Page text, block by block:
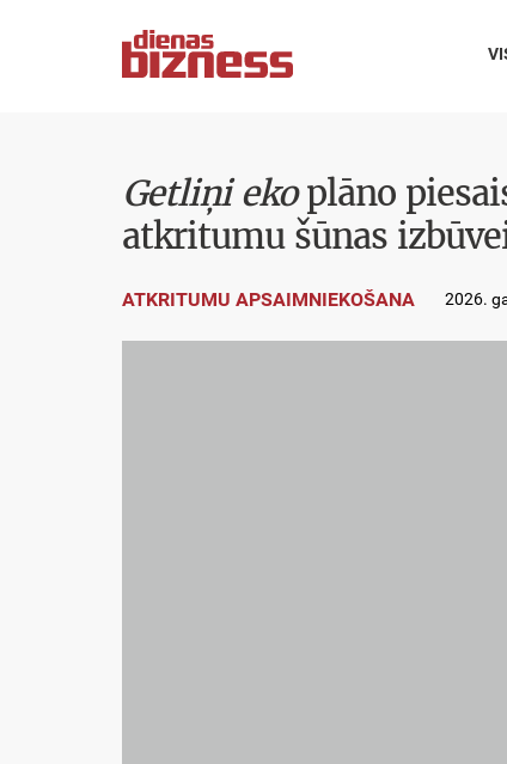
Getliņi ekoplāno
atkritumu šūnas
ATKRITUMU APSAIMNIEKOŠANA 2026.